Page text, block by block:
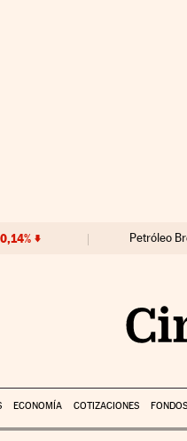
Petróleo
ECONOMÍA COTIZACIONES